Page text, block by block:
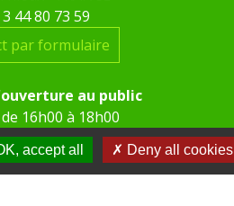
44 80 73 59
par formulaire
au public
16h00 à 18h00
de 16h00 à 17h00
accept all Deny all cookies